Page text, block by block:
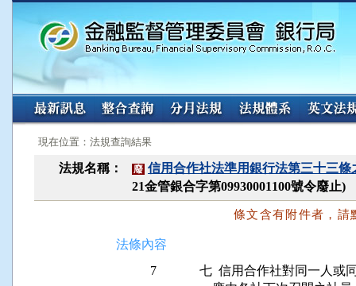
:::
現在位置：法規查詢結果
法規名稱： 廢 信用合作社法準用銀行法第三十三
21金管銀合字第09930001100號令廢止)
條文含有附件者，請
法條內容
7
七  信用合作社對同一人或